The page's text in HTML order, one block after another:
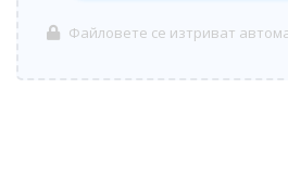
Файловете се изтриват